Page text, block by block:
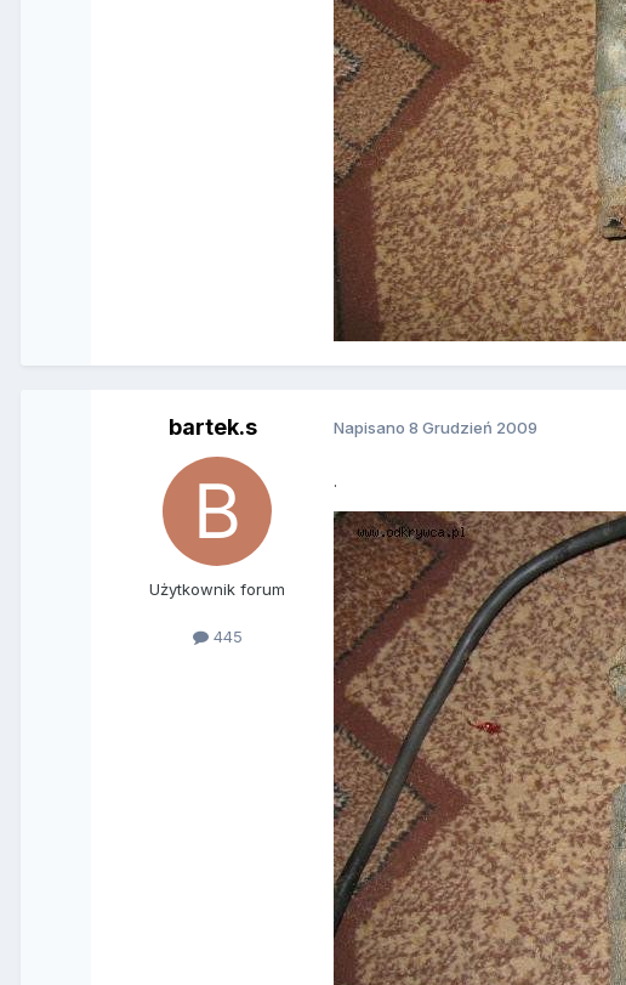
bartek.s
Użytkownik forum
445
Napisano8 Grudzień 2009
.